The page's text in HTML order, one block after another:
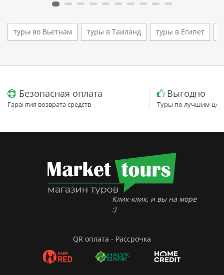
туры во Вьетнам туры в Таиланд туры в Египет
Безопасная оплата
Гарантия возврата средств
Выгодно
Туры по лучшим
Клик-клик, и вы на море
:)
QR оплата - Рассрочка